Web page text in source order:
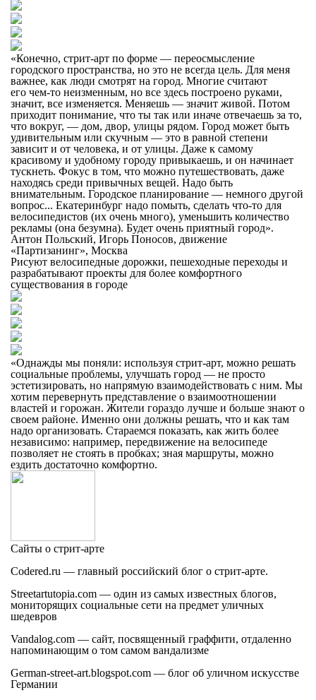
«Конечно, стрит-арт по форме — переосмысление
городского пространства, но это не всегда цель. Для меня
важнее, как люди смотрят на город. Многие считают
его чем-то неизменным, но все здесь построено руками,
значит, все изменяется. Меняешь — значит живой. Потом
приходит понимание, что ты так или иначе отвечаешь за то,
что вокруг, — дом, двор, улицы рядом. Город может быть
удивительным или скучным — это в равной степени
зависит и от человека, и от улицы. Даже к самому
красивому и удобному городу привыкаешь, и он начинает
тускнеть. Фокус в том, что можно путешествовать, даже
находясь среди привычных вещей. Надо быть
внимательным. Городское планирование — немного другой
вопрос... Екатеринбург надо помыть, сделать что-то для
велосипедистов (их очень много), уменьшить количество
рекламы (она безумна). Будет очень приятный город».
Антон Польский, Игорь Поносов, движение
«Партизанинг», Москва
Рисуют велосипедные дорожки, пешеходные переходы и
разрабатывают проекты для более комфортного
существования в городе
«Однажды мы поняли: используя стрит-арт, можно решать
социальные проблемы, улучшать город — не просто
эстетизировать, но напрямую взаимодействовать с ним. Мы
хотим перевернуть представление о взаимоотношении
властей и горожан. Жители гораздо лучше и больше знают о
своем районе. Именно они должны решать, что и как там
надо организовать. Стараемся показать, как жить более
независимо: например, передвижение на велосипеде
позволяет не стоять в пробках; зная маршруты, можно
ездить достаточно комфортно.
Сайты о стрит-арте
Codered.ru — главный российский блог о стрит-арте.
Streetartutopia.com — один из самых известных блогов,
мониторящих социальные сети на предмет уличных
шедевров
Vandalog.com — сайт, посвященный граффити, отдаленно
напоминающим о том самом вандализме
German-street-art.blogspot.com — блог об уличном искусстве
Германии